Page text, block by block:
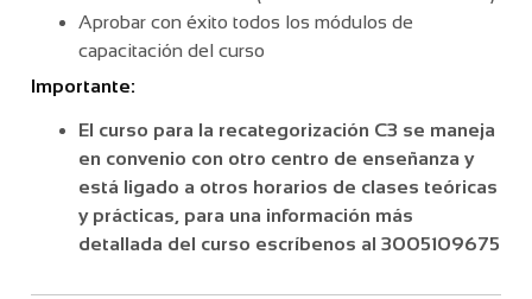
Aprobar con éxito todos los módulos de
capacitación del curso
Importante:
El curso para la recategorización C3 se maneja
en convenio con otro centro de enseñanza y
está ligado a otros horarios de clases teóricas
y prácticas, para una información más
detallada del curso escríbenos al 3005109675